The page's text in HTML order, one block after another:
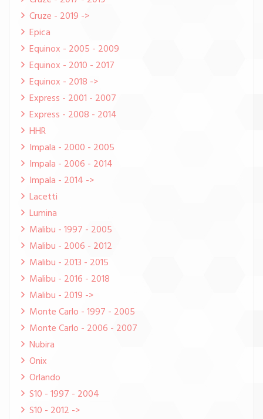
Cruze - 2019 ->
Epica
Equinox - 2005 - 2009
Equinox - 2010 - 2017
Equinox - 2018 ->
Express - 2001 - 2007
Express - 2008 - 2014
HHR
Impala - 2000 - 2005
Impala - 2006 - 2014
Impala - 2014 ->
Lacetti
Lumina
Malibu - 1997 - 2005
Malibu - 2006 - 2012
Malibu - 2013 - 2015
Malibu - 2016 - 2018
Malibu - 2019 ->
Monte Carlo - 1997 - 2005
Monte Carlo - 2006 - 2007
Nubira
Onix
Orlando
S10 - 1997 - 2004
S10 - 2012 ->